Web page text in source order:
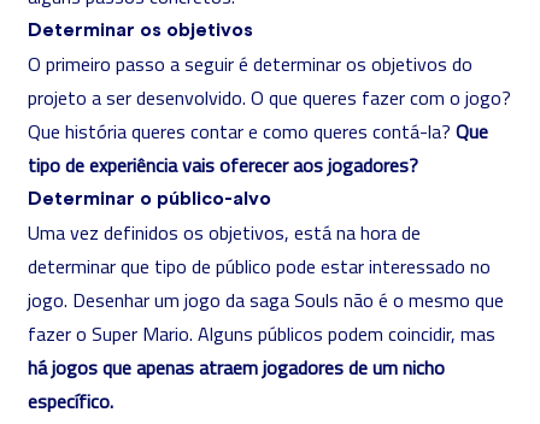
Determinar os objetivos
O primeiro passo a seguir é determinar os objetivos do
projeto a ser desenvolvido. O que queres fazer com o jogo?
Que história queres contar e como queres contá-la? Que
tipo de experiência vais oferecer aos jogadores?
Determinar o público-alvo
Uma vez definidos os objetivos, está na hora de
determinar que tipo de público pode estar interessado no
jogo. Desenhar um jogo da saga Souls não é o mesmo que
fazer o Super Mario. Alguns públicos podem coincidir, mas
há jogos que apenas atraem jogadores de um nicho
específico.